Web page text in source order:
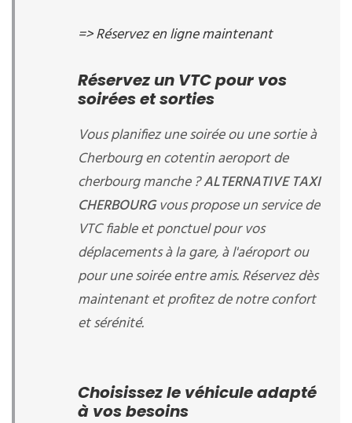
=> Réservez en ligne maintenant
Réservez un VTC pour vos
soirées et sorties
Vous planifiez une soirée ou une sortie à
Cherbourg en cotentin aeroport de
cherbourg manche ?ALTERNATIVE TAXI
CHERBOURGvous propose un service de
VTC fiable et ponctuel pour vos
déplacements à la gare, à l'aéroport ou
pour une soirée entre amis. Réservez dès
maintenant et profitez de notre confort
et sérénité.
Choisissez le véhicule adapté
à vos besoins